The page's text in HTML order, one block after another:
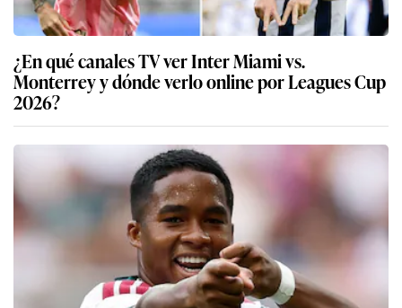
¿En qué canales TV ver Inter Miami vs.
Monterrey y dónde verlo online por Leagues Cup
2026?